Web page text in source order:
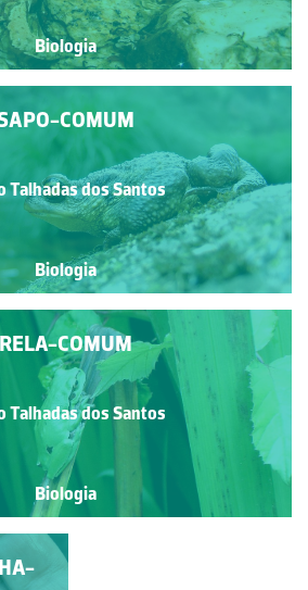
Biologia
COMUM
Talhadas dos Santos
Biologia
RELA-COMUM
Talhadas dos Santos
Biologia